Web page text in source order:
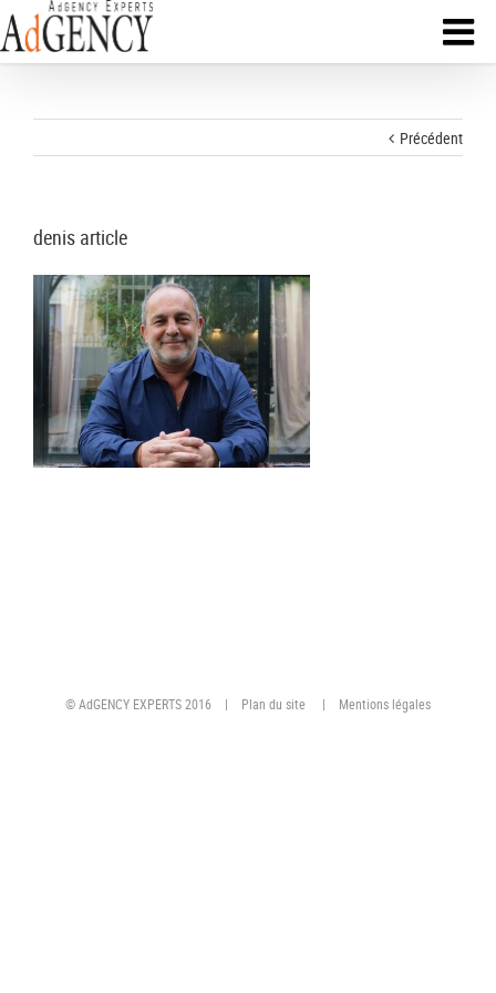
Précédent
denis article
© AdGENCY EXPERTS 2016 | Plan du site | Mentions légales